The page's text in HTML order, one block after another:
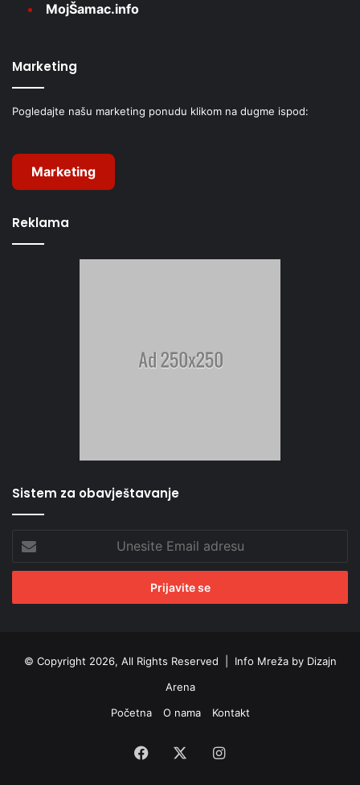
MojŠamac.info
Marketing
Pogledajte našu marketing ponudu klikom na dugme ispod:
Marketing
Reklama
Sistem za obavještavanje
Unesite
Email
adresu
© Copyright 2026, All Rights Reserved | Info Mreža by Dizajn
Arena
Početna
O nama Kontakt
Facebook Instagram